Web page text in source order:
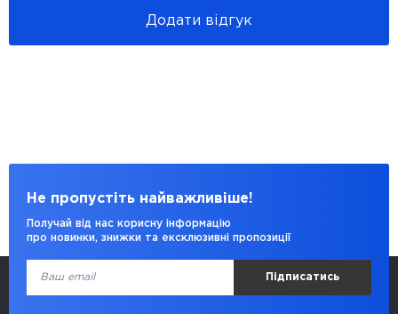
Додати відгук
Не пропустіть найважливіше!
Получай від нас корисну інформацію
про новинки, знижки та ексклюзивні пропозиції
Підписатись